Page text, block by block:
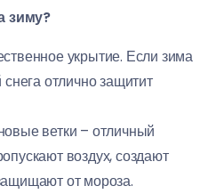
зиму?
укрытие. Если зима
отлично защитит
ветки – отличный
воздух, создают
от мороза.